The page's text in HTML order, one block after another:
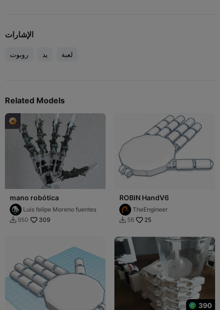
الإشارات
روبوت يد لعبة
Related Models
mano robótica
Luis felipe Moreno fuentes
 950 309
ROBIN HandV6
TheEngineer
 56 25
390